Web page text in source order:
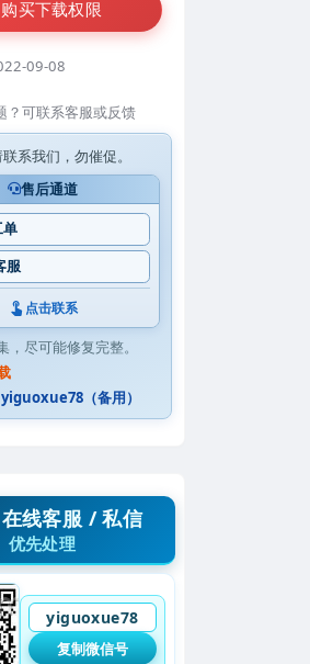
购买下载权限
09-08
？可联系客服或反馈
系我们，勿催促。
售后通道
单
服
点击联系
，尽可能修复完整。
yiguoxue78（备用）
线客服 / 私信
优先处理
yiguoxue78
复制微信号